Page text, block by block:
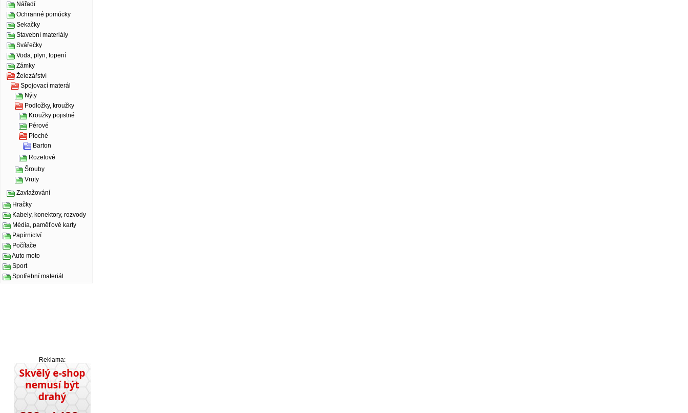
Nářadí
Ochranné pomůcky
Sekačky
Stavební materiály
Svářečky
Voda, plyn, topení
Zámky
Železářství
Spojovací materál
Nýty
Podložky, kroužky
Kroužky pojistné
Pérové
Ploché
Barton
Rozetové
Šrouby
Vruty
Zavlažování
Hračky
Kabely, konektory, rozvody
Média, paměťové karty
Papírnictví
Počítače
Auto moto
Sport
Spotřební materiál
Reklama: